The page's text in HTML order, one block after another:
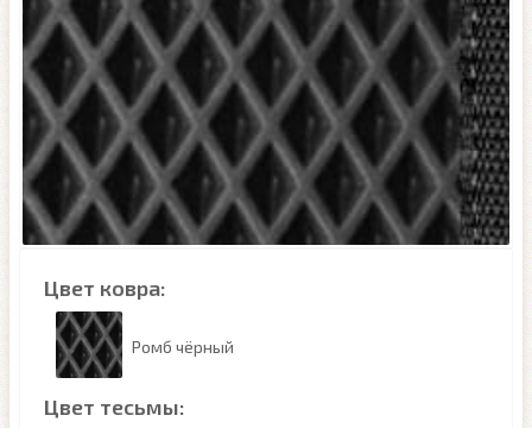
Цвет ковра:
Ромб чёрный
Цвет тесьмы: